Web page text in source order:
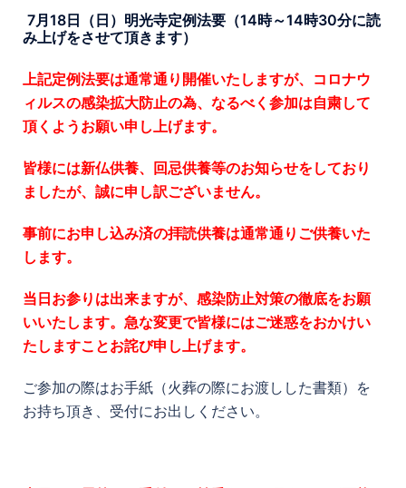
7月18日（日）明光寺定例法要（14時～14時30分に読
み上げをさせて頂きます）
上記定例法要は通常通り開催いたしますが、コロナウ
ィルスの感染拡大防止の為、なるべく参加は自粛して
頂くようお願い申し上げます。
皆様には新仏供養、回忌供養等のお知らせをしており
ましたが、誠に申し訳ございません。
事前にお申し込み済の拝読供養は通常通りご供養いた
します。
当日お参りは出来ますが、感染防止対策の徹底をお願
いいたします。急な変更で皆様にはご迷惑をおかけい
たしますことお詫び申し上げます。
ご参加の際はお手紙（火葬の際にお渡しした書類）を
お持ち頂き、受付にお出しください。